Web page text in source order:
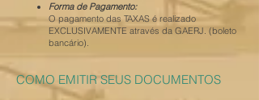
Forma de Pagamento:
O pagamento das TAXAS é realizado
EXCLUSIVAMENTE através da GAERJ. (boleto
bancário).
COMO EMITIR SEUS DOCUMENTOS